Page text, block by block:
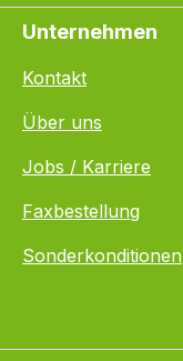
Unternehmen
Kontakt
Über uns
Jobs / Karriere
Faxbestellung
Sonderkonditionen